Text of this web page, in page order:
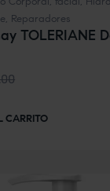
, Reparadores
TOLERIANE
CARRITO